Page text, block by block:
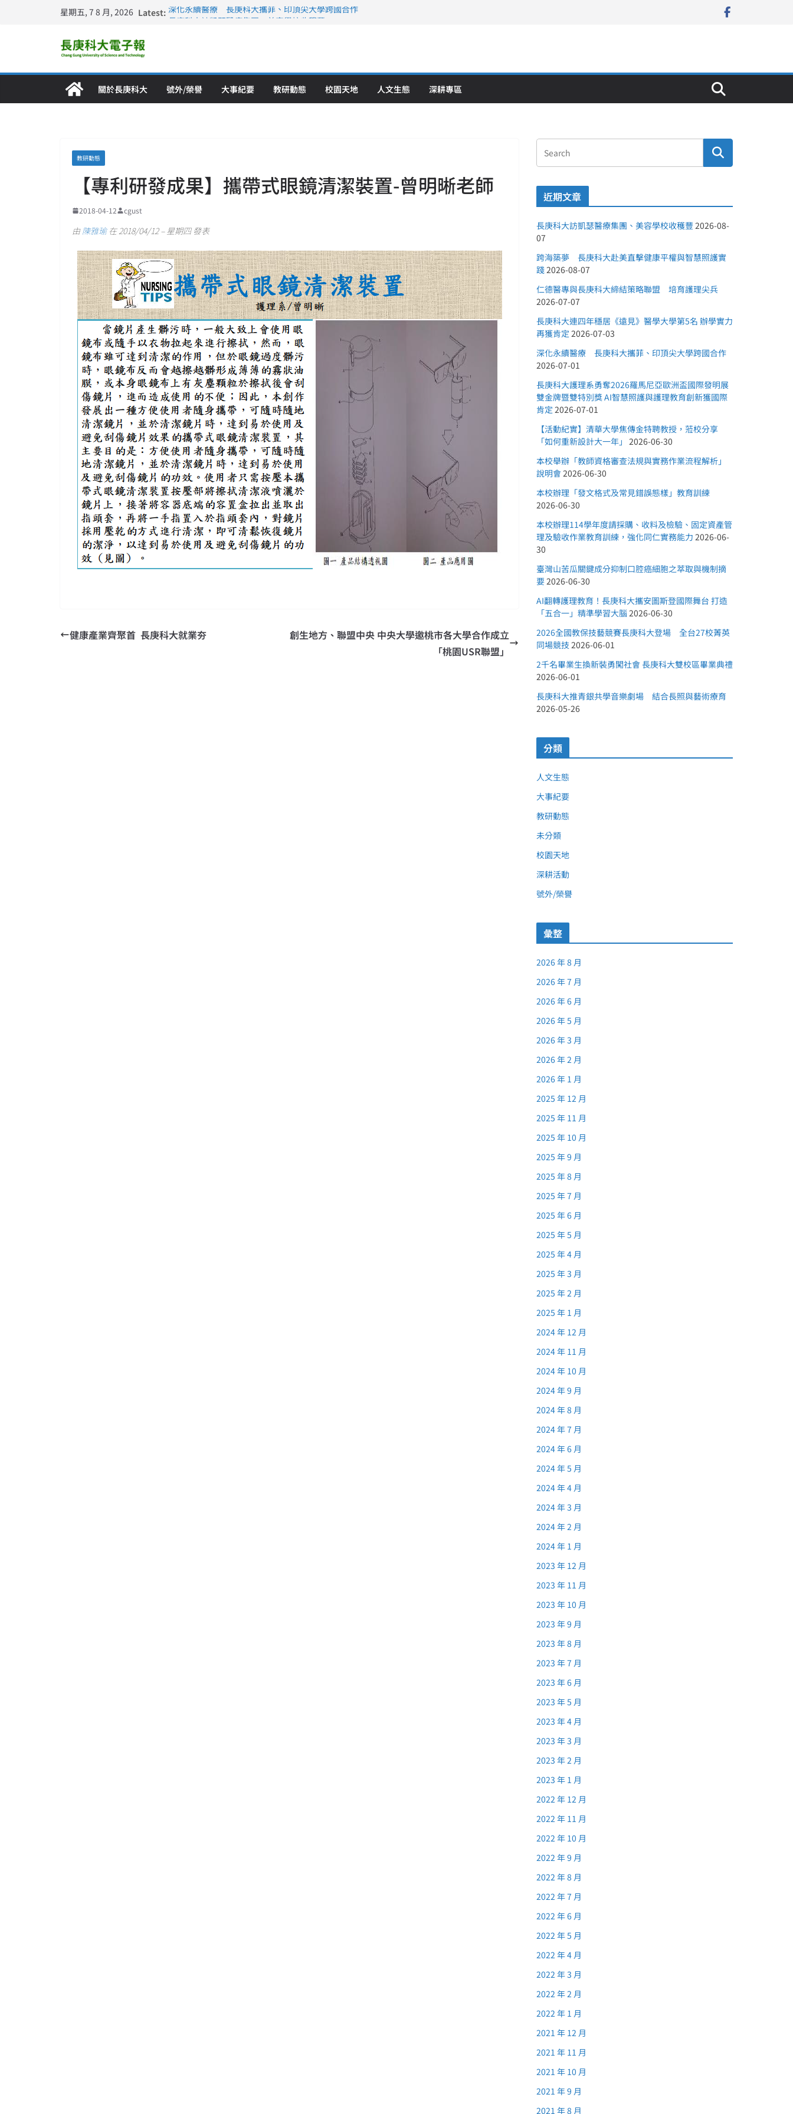
星期五, 7 8 月, 2026 Latest: 深化永續醫療 長庚科大攜菲、印頂尖大學跨國合作
關於長庚科大 號外/榮譽 大事紀要 教研動態 校園天地 人文生態 深耕專區
教研動態
【專利研發成果】攜帶式眼鏡清潔裝置-曾明晰老師
2018-04-12 cgust
由陳雅瑜在 2018/04/12 – 星期四 發表
健康產業齊聚首 ​ 長庚科大就業夯
創生地方、聯盟中央 中央大學邀桃市各大學合作成立
「桃園USR聯盟」
近期文章
長庚科大訪凱瑟醫療集團、美容學校收穫豐 2026-08-
07
跨海築夢 長庚科大赴美直擊健康平權與智慧照護實
踐2026-08-07
仁德醫專與長庚科大締結策略聯盟 培育護理尖兵
2026-07-07
長庚科大連四年穩居《遠見》醫學大學第5名 辦學實力
再獲肯定 2026-07-03
深化永續醫療 長庚科大攜菲、印頂尖大學跨國合作
2026-07-01
長庚科大護理系勇奪2026羅馬尼亞歐洲盃國際發明展
雙金牌暨雙特別獎 AI智慧照護與護理教育創新獲國際
肯定 2026-07-01
【活動紀實】清華大學焦傳金特聘教授，蒞校分享
「如何重新設計大一年」 2026-06-30
本校舉辦「教師資格審查法規與實務作業流程解析」
說明會2026-06-30
本校辦理「發文格式及常見錯誤態樣」教育訓練
2026-06-30
本校辦理114學年度請採購、收料及檢驗、固定資產管
理及驗收作業教育訓練，強化同仁實務能力 2026-06-
30
臺灣山苦瓜關鍵成分抑制口腔癌細胞之萃取與機制摘
要2026-06-30
AI翻轉護理教育！長庚科大攜安圖斯登國際舞台 打造
「五合一」精準學習大腦 2026-06-30
2026全國教保技藝競賽長庚科大登場 全台27校菁英
同場競技 2026-06-01
2千名畢業生換新裝勇闖社會 長庚科大雙校區畢業典禮
2026-06-01
長庚科大推青銀共學音樂劇場 結合長照與藝術療育
2026-05-26
分類
人文生態
大事紀要
教研動態
未分類
校園天地
深耕活動
號外/榮譽
彙整
2026 年 8 月
2026 年 7 月
2026 年 6 月
2026 年 5 月
2026 年 3 月
2026 年 2 月
2026 年 1 月
2025 年 12 月
2025 年 11 月
2025 年 10 月
2025 年 9 月
2025 年 8 月
2025 年 7 月
2025 年 6 月
2025 年 5 月
2025 年 4 月
2025 年 3 月
2025 年 2 月
2025 年 1 月
2024 年 12 月
2024 年 11 月
2024 年 10 月
2024 年 9 月
2024 年 8 月
2024 年 7 月
2024 年 6 月
2024 年 5 月
2024 年 4 月
2024 年 3 月
2024 年 2 月
2024 年 1 月
2023 年 12 月
2023 年 11 月
2023 年 10 月
2023 年 9 月
2023 年 8 月
2023 年 7 月
2023 年 6 月
2023 年 5 月
2023 年 4 月
2023 年 3 月
2023 年 2 月
2023 年 1 月
2022 年 12 月
2022 年 11 月
2022 年 10 月
2022 年 9 月
2022 年 8 月
2022 年 7 月
2022 年 6 月
2022 年 5 月
2022 年 4 月
2022 年 3 月
2022 年 2 月
2022 年 1 月
2021 年 12 月
2021 年 11 月
2021 年 10 月
2021 年 9 月
2021 年 8 月